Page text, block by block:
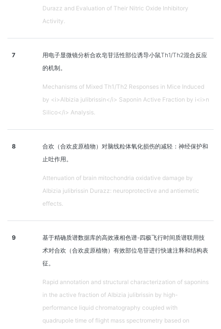
Durazz and Evaluation of Their Nitric Oxide Inhibitory
Activity.
7
用电子显微镜分析合欢皂苷活性部位诱导小鼠Th1/Th2混合反应
的机制。
Mechanisms of Mixed Th1/Th2 Responses in Mice Induced
by <i>Albizia julibrissin</i> Saponin Active Fraction by i<i>n
Silico</i> Analysis.
8
合欢（合欢皮原植物）对脑线粒体氧化损伤的减轻：神经保护和
止吐作用。
Attenuation of brain mitochondria oxidative damage by
Albizia julibrissin Durazz: neuroprotective and antiemetic
effects.
9
基于精确质谱数据库的高效液相色谱-四极飞行时间质谱联用技
术对合欢（合欢皮原植物）有效部位皂苷进行快速注释和结构表
征。
Rapid annotation and structural characterization of saponins
in the active fraction of Albizia julibrissin by high-
performance liquid chromatography coupled with
quadrupole time of flight mass spectrometry based on